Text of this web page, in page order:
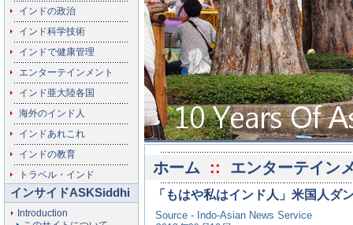
インドの政治
インド科学技術
インドで健康管理
エンターテインメント
インド亜大陸各国
海外のインド人
インドあれこれ
インドの教育
トラベル・インド
インサイドASKSiddhi
Introduction
ホーム :: エンターテイン
「もはや私はインド人」米国人ダ
Source - Indo-Asian News Service